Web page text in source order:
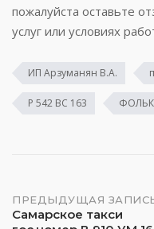
пожалуйста оставьте
услуг или условиях
ИП Арзуманян В.А.
Р 542 ВС 163
Навигация
ПРЕДЫДУЩАЯ
Самарское такси